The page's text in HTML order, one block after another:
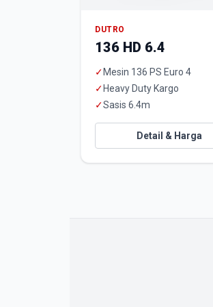
DUTRO
136 HD 6.4
✓ Mesin 136 PS Euro 4
✓ Heavy Duty Kargo
✓Sasis 6.4m
Detail & Harga